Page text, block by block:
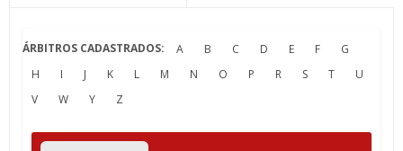
ÁRBITROS CADASTRADOS: A B C D E F
G
H
I J K L M N O P R S T
U
V
W Y Z